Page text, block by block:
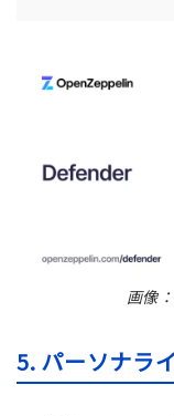
画像：
5. パーソナラ